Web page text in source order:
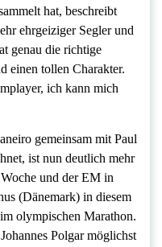
hat, beschreibt
ehrgeiziger Segler und
genau die richtige
einen tollen Charakter.
ich kann mich
gemeinsam mit Paul
ist nun deutlich mehr
und der EM in
(Dänemark) in diesem
olympischen Marathon.
Polgar möglichst